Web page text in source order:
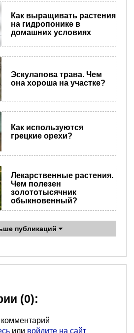
Как выращивать растения
на гидропонике в
домашних условиях
Эскулапова трава. Чем
она хороша на участке?
Как используются
грецкие орехи?
Лекарственные растения.
Чем полезен
золототысячник
обыкновенный?
публикаций
(0):
или войдите на сайт